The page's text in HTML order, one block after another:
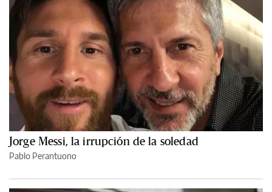
Jorge Messi, la irrupción de la soledad
Pablo Perantuono